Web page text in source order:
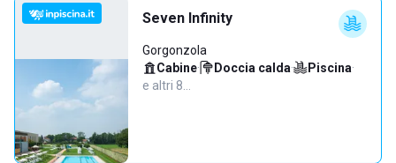
Seven Infinity
Gorgonzola
Cabine· Doccia calda· Piscina·
e altri 8…